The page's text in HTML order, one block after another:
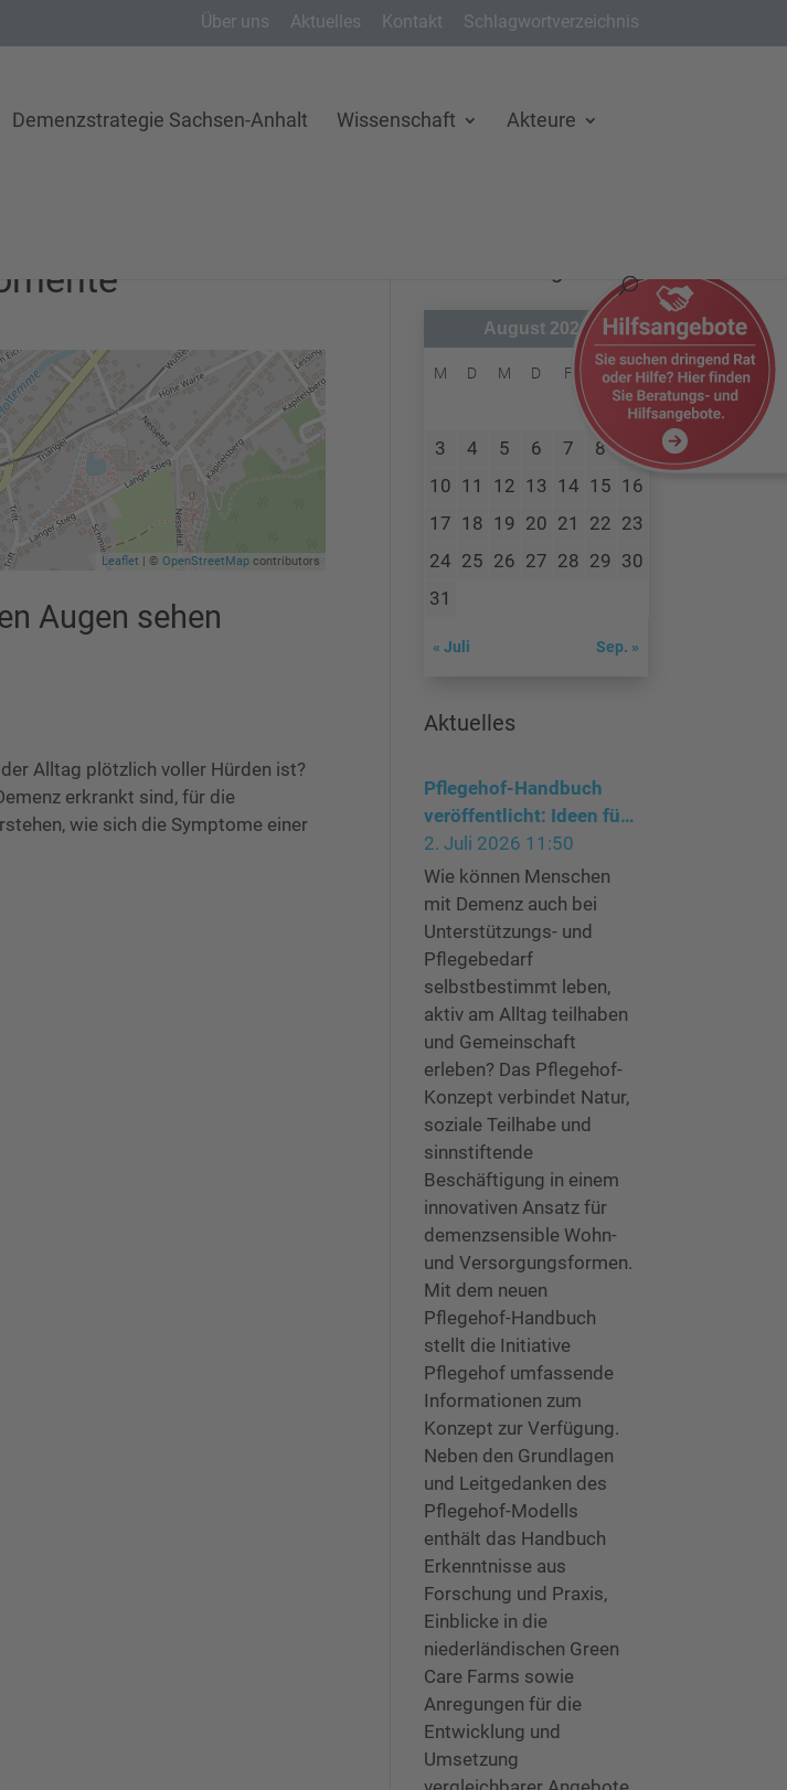
Über uns Aktuelles Kontakt Schlagwortverzeichnis
Demenzstrategie Sachsen-Anhalt Wissenschaft Akteure
Leaflet | ©OpenStreetMap contributors
Augen sehen
Alltag plötzlich voller Hürden ist?
erkrankt sind, für die
wie sich die Symptome einer
August 2026
M D M D F S S
2
3
4 5 6 7 8
9
10 11 12 13 14 15 16
17 18 19 20 21 22 23
24 25 26 27 28 29 30
31
« Juli Sep. »
Aktuelles
Pflegehof-Handbuch
veröffentlicht: Ideen für
ein Leben mit Demenz in
Gemeinschaft und Natur
2. Juli 2026 11:50
Wie können Menschen
mit Demenz auch bei
Unterstützungs- und
Pflegebedarf
selbstbestimmt leben,
aktiv am Alltag teilhaben
und Gemeinschaft
erleben? Das Pflegehof-
Konzept verbindet Natur,
soziale Teilhabe und
sinnstiftende
Beschäftigung in einem
innovativen Ansatz für
demenzsensible Wohn-
und Versorgungsformen.
Mit dem neuen
Pflegehof-Handbuch
stellt die Initiative
Pflegehof umfassende
Informationen zum
Konzept zur Verfügung.
Neben den Grundlagen
und Leitgedanken des
Pflegehof-Modells
enthält das Handbuch
Erkenntnisse aus
Forschung und Praxis,
Einblicke in die
niederländischen Green
Care Farms sowie
Anregungen für die
Entwicklung und
Umsetzung